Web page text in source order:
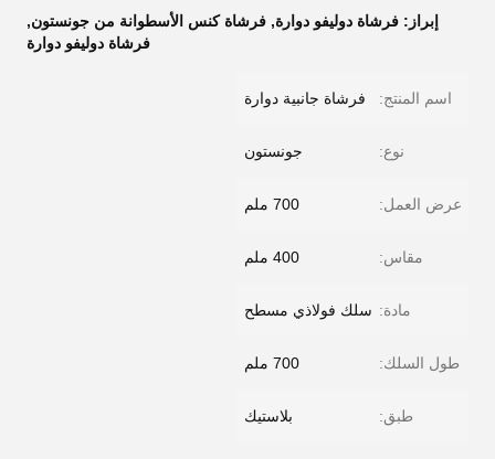
إبراز: فرشاة دوليفو دوارة, فرشاة كنس الأسطوانة من جونستون,
فرشاة دوليفو دوارة
اسم المنتج: فرشاة جانبية دوارة
نوع: جونستون
عرض العمل: 700 ملم
مقاس: 400 ملم
مادة: سلك فولاذي مسطح
طول السلك: 700 ملم
طبق: بلاستيك